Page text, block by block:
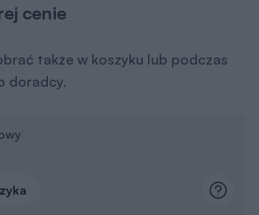
cenie
także w koszyku lub podczas
doradcy.